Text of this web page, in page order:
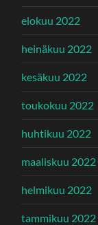
elokuu 2022
heinäkuu 2022
kesäkuu 2022
toukokuu 2022
huhtikuu 2022
maaliskuu 2022
helmikuu 2022
tammikuu 2022